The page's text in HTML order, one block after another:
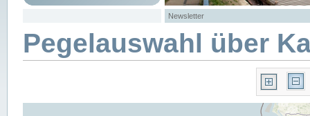
Newsletter
Pegelauswahl über